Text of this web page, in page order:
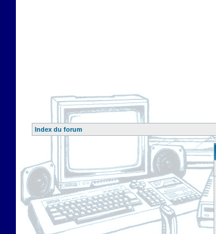
Index du forum